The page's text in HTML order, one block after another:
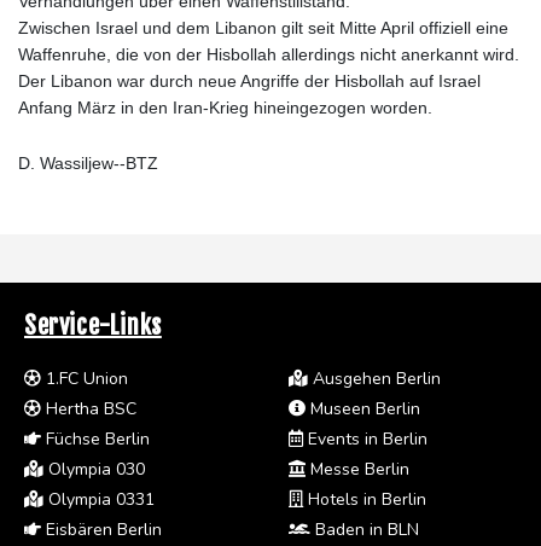
Zwischen Israel und dem Libanon gilt seit Mitte April offiziell eine
Waffenruhe, die von der Hisbollah allerdings nicht anerkannt wird.
Der Libanon war durch neue Angriffe der Hisbollah auf Israel
Anfang März in den Iran-Krieg hineingezogen worden.
D. Wassiljew--BTZ
Service-Links
1.FC Union
Hertha BSC
Füchse Berlin
Olympia 030
Olympia 0331
Eisbären Berlin
Ausgehen Berlin
Museen Berlin
Events in Berlin
Messe Berlin
Hotels in Berlin
Baden in BLN